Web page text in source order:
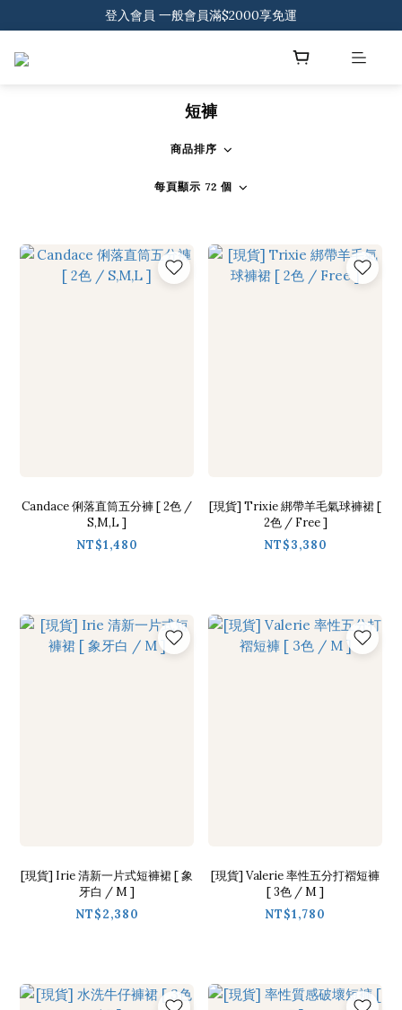
登入會員 一般會員滿$2000享免運
登入會員 一般會員滿$2000享免運
短褲
商品排序
每頁顯示 72 個
Candace 俐落直筒五分褲 [ 2色 /
S,M,L ]
NT$1,480
[現貨] Trixie 綁帶羊毛氣球褲裙 [
2色 / Free ]
NT$3,380
[現貨] Irie 清新一片式短褲裙 [ 象
牙白 / M ]
NT$2,380
[現貨] Valerie 率性五分打褶短褲
[ 3色 / M ]
NT$1,780